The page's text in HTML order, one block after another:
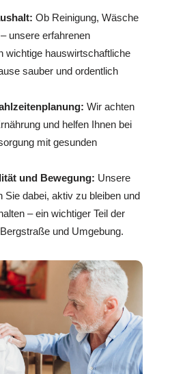
Ob Reinigung, Wäsche
unsere erfahrenen
wichtige hauswirtschaftliche
sauber und ordentlich
Wir achten
und helfen Ihnen bei
mit gesunden
und Bewegung: Unsere
Sie dabei, aktiv zu bleiben und
– ein wichtiger Teil der
und Umgebung.